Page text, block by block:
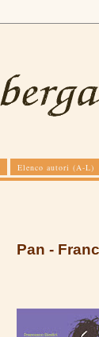
Elenco autori (A-L)
Pan -